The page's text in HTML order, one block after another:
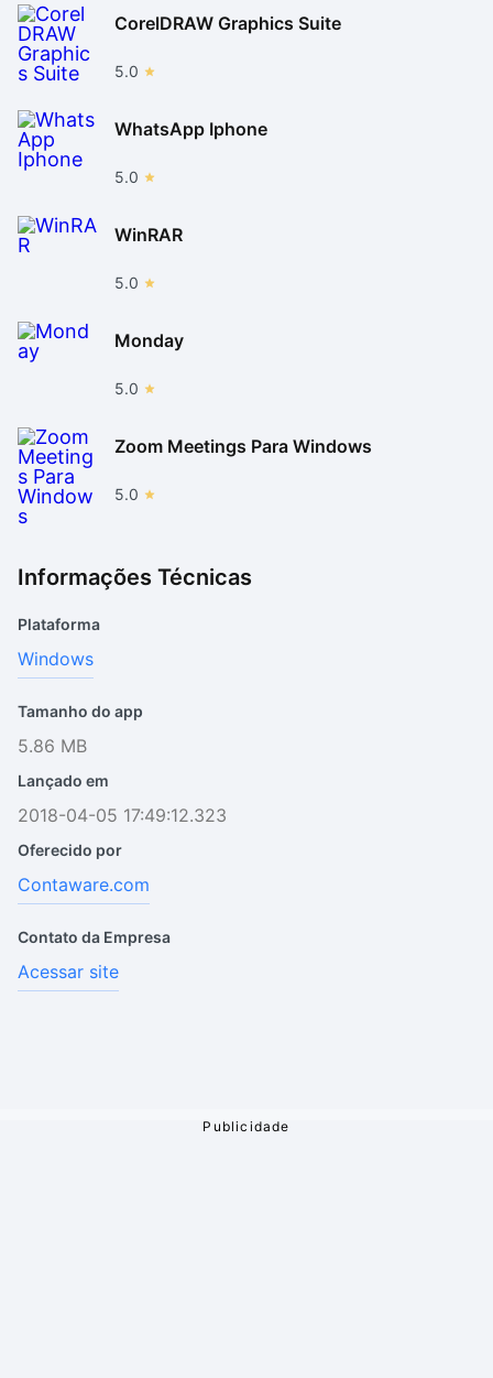
CorelDRAW Graphics Suite
5.0
WhatsApp Iphone
5.0
WinRAR
5.0
Monday
5.0
Zoom Meetings Para Windows
5.0
Informações Técnicas
Plataforma
Windows
Tamanho do app
5.86 MB
Lançado em
2018-04-05 17:49:12.323
Oferecido por
Contaware.com
Contato da Empresa
Acessar site